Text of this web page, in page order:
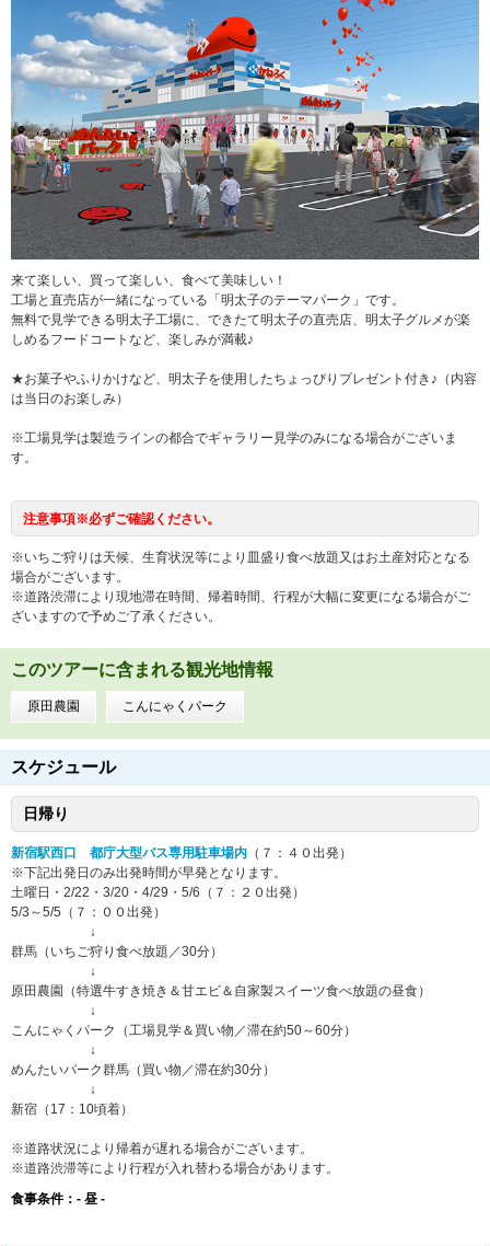
来て楽しい、買って楽しい、食べて美味しい！
工場と直売店が一緒になっている「明太子のテーマパーク」です。
無料で見学できる明太子工場に、できたて明太子の直売店、明太子グルメが楽
しめるフードコートなど、楽しみが満載♪
★お菓子やふりかけなど、明太子を使用したちょっぴりプレゼント付き♪（内容
は当日のお楽しみ）
※工場見学は製造ラインの都合でギャラリー見学のみになる場合がございま
す。
注意事項※必ずご確認ください。
※いちご狩りは天候、生育状況等により皿盛り食べ放題又はお土産対応となる
場合がございます。
※道路渋滞により現地滞在時間、帰着時間、行程が大幅に変更になる場合がご
ざいますので予めご了承ください。
このツアーに含まれる観光地情報
原田農園 こんにゃくパーク
スケジュール
日帰り
新宿駅西口 都庁大型バス専用駐車場内 （７：４０出発）
※下記出発日のみ出発時間が早発となります。
土曜日・2/22・3/20・4/29・5/6（７：２０出発）
5/3～5/5（７：００出発）
↓
群馬（いちご狩り食べ放題／30分）
↓
原田農園（特選牛すき焼き＆甘エビ＆自家製スイーツ食べ放題の昼食）
↓
こんにゃくパーク（工場見学＆買い物／滞在約50～60分）
↓
めんたいパーク群馬（買い物／滞在約30分）
↓
新宿（17：10頃着）
※道路状況により帰着が遅れる場合がございます。
※道路渋滞等により行程が入れ替わる場合があります。
食事条件：- 昼 -